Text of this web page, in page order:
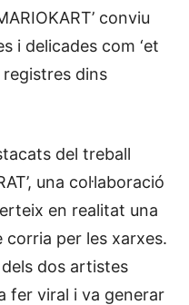
conviu
i delicades com ‘et
dins
del treball
una col·laboració
en realitat una
per les xarxes.
dels dos artistes
fer viral i va generar